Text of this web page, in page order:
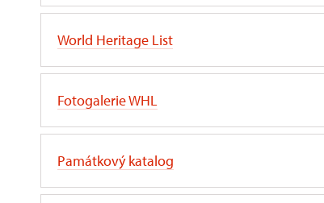
World Heritage List
Fotogalerie WHL
Památkový katalog